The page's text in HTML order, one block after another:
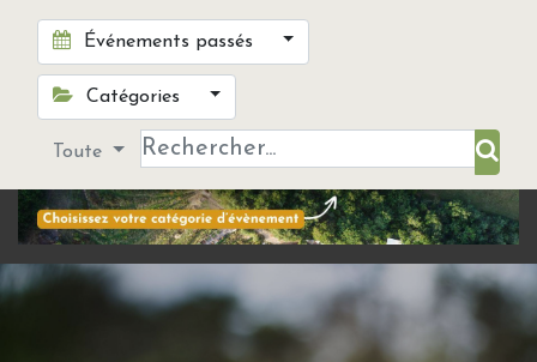
Événements passés
Catégories
Toute